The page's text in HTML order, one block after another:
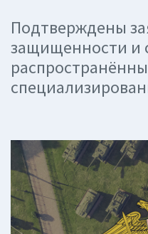
Подтверждены
защищенности и